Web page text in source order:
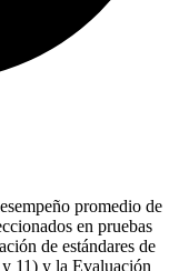
promedio de
en pruebas
de estándares de
11) y la Evaluación